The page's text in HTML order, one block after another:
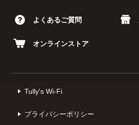
よくあるご質問
オンラインストア
Tully's Wi-Fi
プライバシーポリシー